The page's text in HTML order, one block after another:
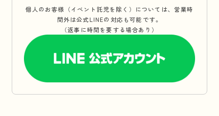
個人のお客様（イベント託児を除く）については、営業時
間外は公式LINEの対応も可能です。
（返事に時間を要する場合あり）